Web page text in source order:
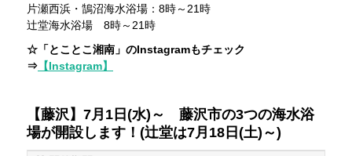
片瀬西浜・鵠沼海水浴場：8時～21時
辻堂海水浴場 8時～21時
☆「とことこ湘南」のInstagramもチェック
⇒ 【Instagram】
【藤沢】7月1日(水)～ 藤沢市の3つの海水浴
場が開設します！(辻堂は7月18日(土)～)